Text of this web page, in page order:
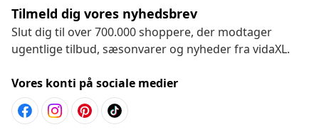
Tilmeld dig vores nyhedsbrev
Slut dig til over 700.000 shoppere, der modtager
ugentlige tilbud, sæsonvarer og nyheder fra vidaXL.
Vores konti på sociale medier